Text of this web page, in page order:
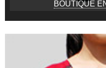
BOUTIQUE